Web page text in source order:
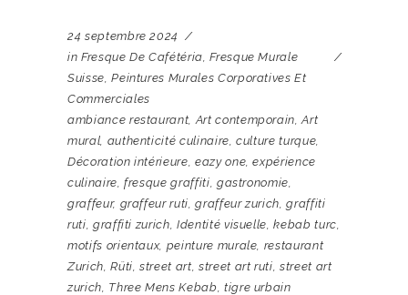
24 septembre 2024
in Fresque De Cafétéria,Fresque Murale
Suisse,Peintures Murales Corporatives Et
Commerciales
ambiance restaurant,Art contemporain,Art
mural, authenticité culinaire,culture turque,
Décoration intérieure, eazy one,expérience
culinaire,fresque graffiti, gastronomie,
graffeur, graffeur ruti,graffeur zurich,graffiti
ruti, graffiti zurich, Identité visuelle,kebab turc,
motifs orientaux, peinture murale, restaurant
Zurich,Rüti,street art, street art ruti,street art
zurich, Three Mens Kebab, tigre urbain